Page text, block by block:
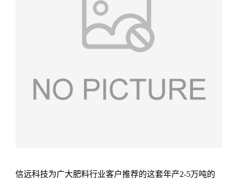
信远科技为广大肥料行业客户推荐的这套年产2-5万吨的